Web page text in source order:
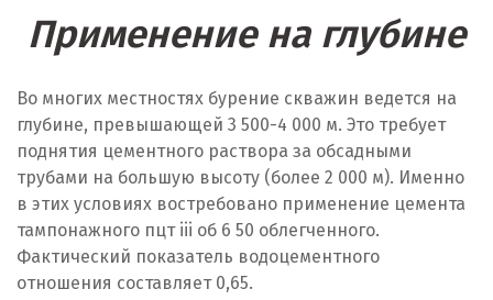
Применение на глубине
Во многих местностях бурение скважин ведется на
глубине, превышающей 3 500-4 000 м. Это требует
поднятия цементного раствора за обсадными
трубами на большую высоту (более 2 000 м). Именно
в этих условиях востребовано применение цемента
тампонажного пцт iii об 6 50 облегченного.
Фактический показатель водоцементного
отношения составляет 0,65.